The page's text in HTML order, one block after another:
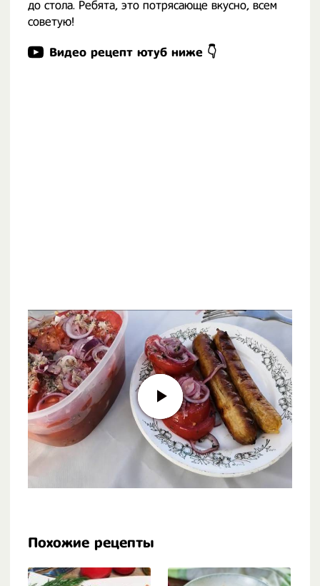
до стола. Ребята, это потрясающе вкусно, всем
советую!
Видео рецепт ютуб ниже 👇
Похожие рецепты